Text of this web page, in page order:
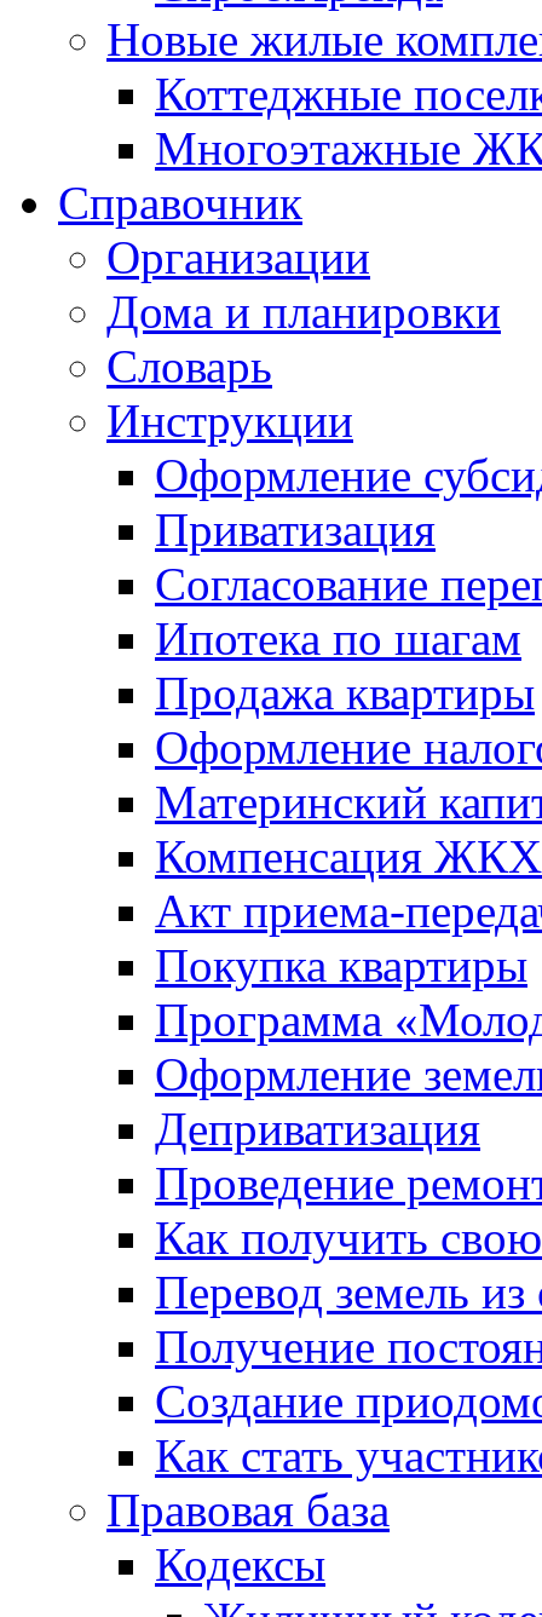
Новые жилые
Коттеджные
Многоэтажные
Справочник
Организации
Дома и планировки
Словарь
Инструкции
Оформление
Приватизация
Согласование
Ипотека по шагам
Продажа квартиры
Оформление
Материнский
Компенсация ЖКХ
Акт приема-
Покупка квартиры
Программа
Оформление
Деприватизация
Проведение
Как получить
Перевод земель
Получение
Создание
Как стать
Правовая база
Кодексы